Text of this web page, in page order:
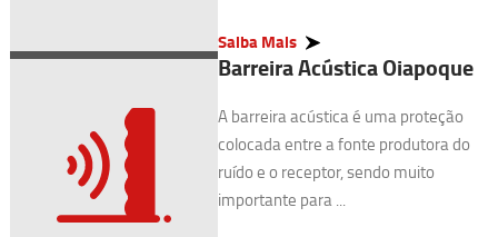
Saiba Mais
Barreira Acústica Oiapoque
A barreira acústica é uma proteção
colocada entre a fonte produtora do
ruído e o receptor, sendo muito
importante para ...